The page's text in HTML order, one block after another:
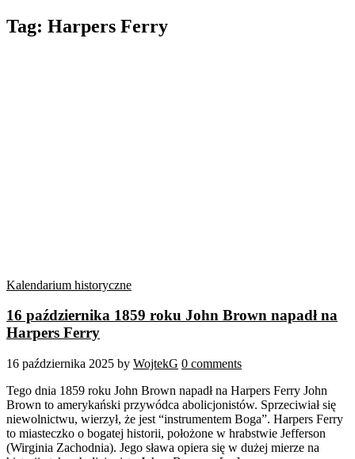
Tag: Harpers Ferry
Kalendarium historyczne
16 października 1859 roku John Brown napadł na
Harpers Ferry
16 października 2025 by WojtekG 0 comments
Tego dnia 1859 roku John Brown napadł na Harpers Ferry John
Brown to amerykański przywódca abolicjonistów. Sprzeciwiał się
niewolnictwu, wierzył, że jest “instrumentem Boga”. Harpers Ferry
to miasteczko o bogatej historii, położone w hrabstwie Jefferson
(Wirginia Zachodnia). Jego sława opiera się w dużej mierze na